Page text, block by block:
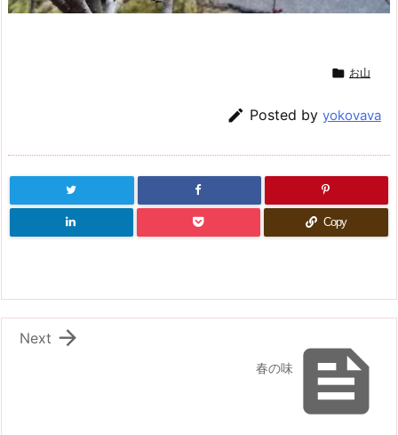
 お山
 Posted by yokovava
Copy

春の味

Next